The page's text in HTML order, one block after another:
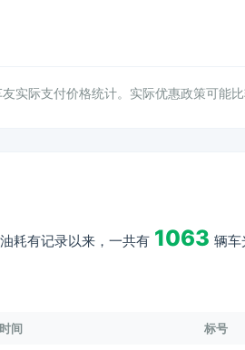
实际支付价格统计。实际优惠政策可能
耗有记录以来，一共有 1063 辆车
间 标号